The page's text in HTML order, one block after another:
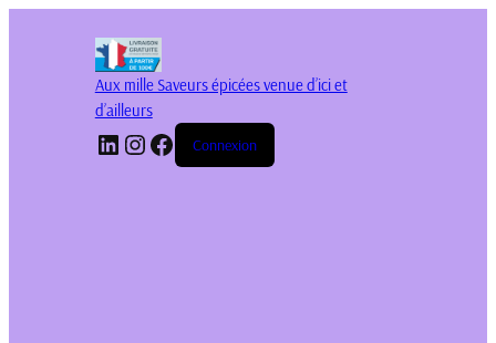
Aux mille Saveurs épicées venue d’ici et
d’ailleurs
LinkedIn
Instagram
Facebook
Connexion